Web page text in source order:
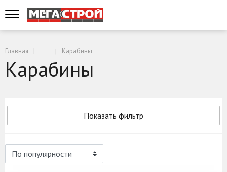
Главная Карабины
Карабины
Показать фильтр